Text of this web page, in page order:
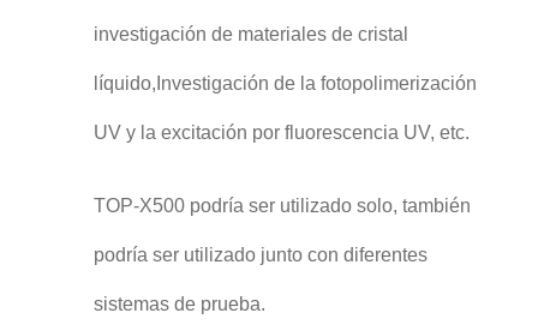
investigación de materiales de cristal
líquido,Investigación de la fotopolimerización
UV y la excitación por fluorescencia UV, etc.
TOP-X500 podría ser utilizado solo, también
podría ser utilizado junto con diferentes
sistemas de prueba.